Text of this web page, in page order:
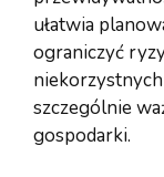
ułatwia
ograniczyć
szczególnie
gospodarki.